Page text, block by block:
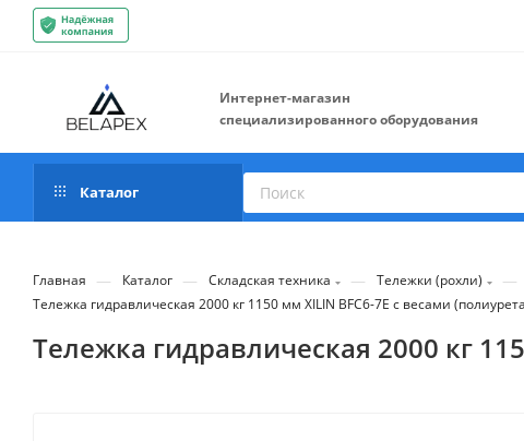
Интернет-магазин
специализированного оборудования
Каталог
Главная — Каталог — Складская техника — Тележки (рохли) —
Тележка гидравлическая 2000 кг 1150 мм XILIN BFC6-7E с весами
Тележка гидравлическая 2000 кг